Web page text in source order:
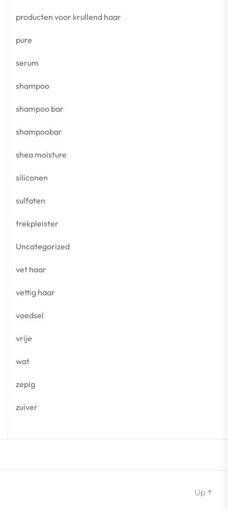
producten voor krullend haar
pure
serum
shampoo
shampoo bar
shampoobar
shea moisture
siliconen
sulfaten
trekpleister
Uncategorized
vet haar
vettig haar
voedsel
vrije
wat
zepig
zuiver
Up ↑